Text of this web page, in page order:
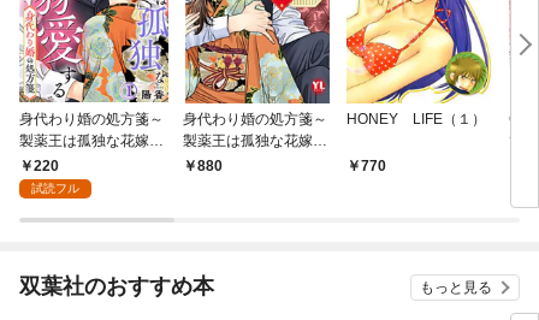
身代わり婚の処方箋～
製薬王は孤独な花嫁を
溺愛する 1巻
220
試読フル
身代わり婚の処方箋～
製薬王は孤独な花嫁を
溺愛する【コミックス
880
HONEY LIFE（１）
770
て★
双葉社のおすすめ本 もっと見る